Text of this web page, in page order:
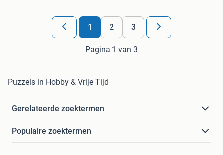
1 2 3
Pagina 1 van 3
Puzzels in Hobby & Vrije Tijd
Gerelateerde zoektermen
Populaire zoektermen